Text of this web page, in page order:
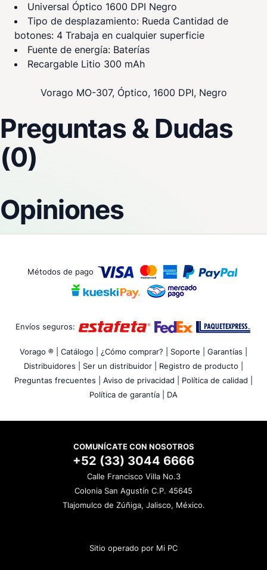
Universal Óptico 1600 DPI Negro
Tipo de desplazamiento: Rueda Cantidad de
botones: 4 Trabaja en cualquier superficie
Fuente de energía: Baterías
Recargable Litio 300 mAh
Vorago MO-307, Óptico, 1600 DPI, Negro
Preguntas & Dudas
(0)
Opiniones
Métodos de pago
Envíos seguros:
Vorago ® | Catálogo | ¿Cómo comprar? | Soporte |
Garantías |
Distribuidores |
Ser un distribuidor |
Registro de producto |
Preguntas frecuentes |
Aviso de privacidad |
Política de calidad |
Política de garantía |
DA
COMUNÍCATE CON NOSOTROS
+52 (33) 3044 6666
Calle Francisco Villa No.3
Colonia San Agustín C.P. 45645
Tlajomulco de Zúñiga, Jalisco, México.
Sitio operado por Mi PC